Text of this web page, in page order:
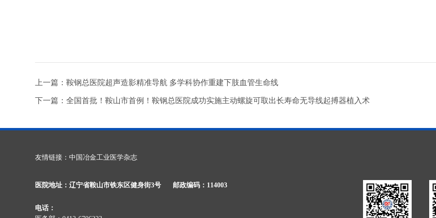
上一篇：鞍钢总医院超声造影精准导航 多学科协作重建下肢血管生命线
下一篇：全国首批！鞍山市首例！鞍钢总医院成功实施主动螺旋可取出长寿命无导线起搏器植入术
友情链接： 中国冶金工业医学杂志
医院地址：辽宁省鞍山市铁东区健身街3号 邮政编码：114003
电话：